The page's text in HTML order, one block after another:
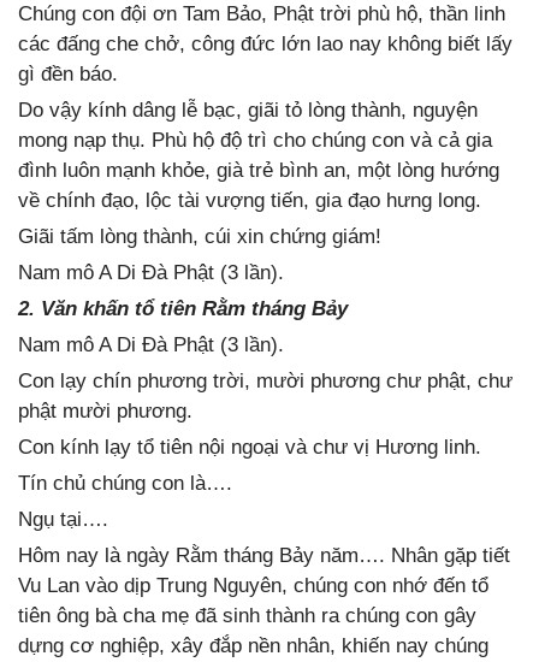
Chúng con đội ơn Tam Bảo, Phật trời phù hộ, thần linh
các đấng che chở, công đức lớn lao nay không biết lấy
gì đền báo.
Do vậy kính dâng lễ bạc, giãi tỏ lòng thành, nguyện
mong nạp thụ. Phù hộ độ trì cho chúng con và cả gia
đình luôn mạnh khỏe, già trẻ bình an, một lòng hướng
về chính đạo, lộc tài vượng tiến, gia đạo hưng long.
Giãi tấm lòng thành, cúi xin chứng giám!
Nam mô A Di Đà Phật (3 lần).
2. Văn khấn tổ tiên Rằm tháng Bảy
Nam mô A Di Đà Phật (3 lần).
Con lạy chín phương trời, mười phương chư phật, chư
phật mười phương.
Con kính lạy tổ tiên nội ngoại và chư vị Hương linh.
Tín chủ chúng con là….
Ngụ tại….
Hôm nay là ngày Rằm tháng Bảy năm…. Nhân gặp tiết
Vu Lan vào dịp Trung Nguyên, chúng con nhớ đến tổ
tiên ông bà cha mẹ đã sinh thành ra chúng con gây
dựng cơ nghiệp, xây đắp nền nhân, khiến nay chúng